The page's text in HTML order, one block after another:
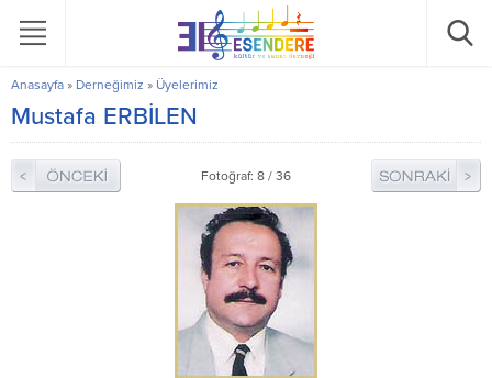
Anasayfa » Derneğimiz » Üyelerimiz
Mustafa ERBİLEN
Fotoğraf: 8 / 36